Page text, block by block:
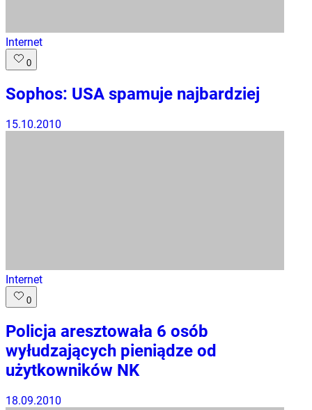
Internet
0
Sophos: USA spamuje najbardziej
15.10.2010
Internet
0
Policja aresztowała 6 osób
wyłudzających pieniądze od
użytkowników NK
18.09.2010